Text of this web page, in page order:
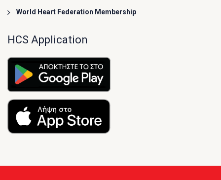
World Heart Federation Membership
HCS Application